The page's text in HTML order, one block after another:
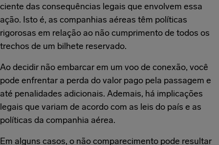
ciente das consequências legais que envolvem essa
ação. Isto é, as companhias aéreas têm políticas
rigorosas em relação ao não cumprimento de todos os
trechos de um bilhete reservado.
Ao decidir não embarcar em um voo de conexão, você
pode enfrentar a perda do valor pago pela passagem e
até penalidades adicionais. Ademais, há implicações
legais que variam de acordo com as leis do país e as
políticas da companhia aérea.
Em alguns casos, o não comparecimento pode resultar